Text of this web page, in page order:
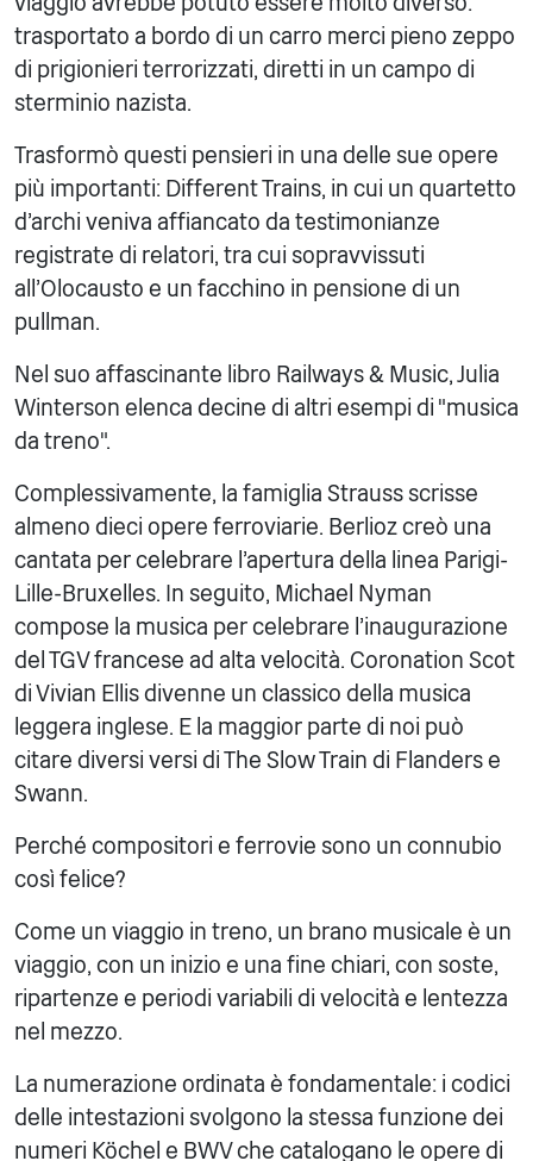
trasportato a bordo di un carro merci pieno zeppo
di prigionieri terrorizzati, diretti in un campo di
sterminio nazista.
Trasformò questi pensieri in una delle sue opere
più importanti: Different Trains, in cui un quartetto
d'archi veniva affiancato da testimonianze
registrate di relatori, tra cui sopravvissuti
all'Olocausto e un facchino in pensione di un
pullman.
Nel suo affascinante libro Railways & Music, Julia
Winterson elenca decine di altri esempi di "musica
da treno".
Complessivamente, la famiglia Strauss scrisse
almeno dieci opere ferroviarie. Berlioz creò una
cantata per celebrare l'apertura della linea Parigi-
Lille-Bruxelles. In seguito, Michael Nyman
compose la musica per celebrare l'inaugurazione
del TGV francese ad alta velocità. Coronation Scot
di Vivian Ellis divenne un classico della musica
leggera inglese. E la maggior parte di noi può
citare diversi versi di The Slow Train di Flanders e
Swann.
Perché compositori e ferrovie sono un connubio
così felice?
Come un viaggio in treno, un brano musicale è un
viaggio, con un inizio e una fine chiari, con soste,
ripartenze e periodi variabili di velocità e lentezza
nel mezzo.
La numerazione ordinata è fondamentale: i codici
delle intestazioni svolgono la stessa funzione dei
numeri Köchel e BWV che catalogano le opere di